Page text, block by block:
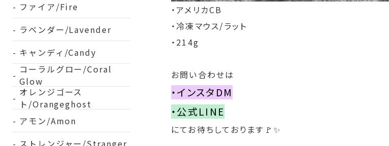
ファイア/Fire
ラベンダー/Lavender
キャンディ/Candy
コーラルグロー/Coral
Glow
オレンジゴース
ト/Orangeghost
アモン/Amon
ストレンジャー/Stranger
・アメリカCB
・冷凍マウス/ラット
・214g
お問い合わせは
・インスタDM
・公式LINE
にてお待ちしております🚩✨